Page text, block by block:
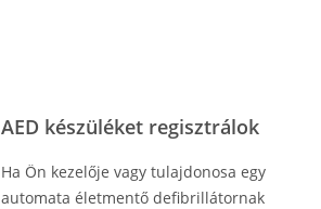
AED készüléket regisztrálok
Ha Ön kezelője vagy tulajdonosa egy
automata életmentő defibrillátornak